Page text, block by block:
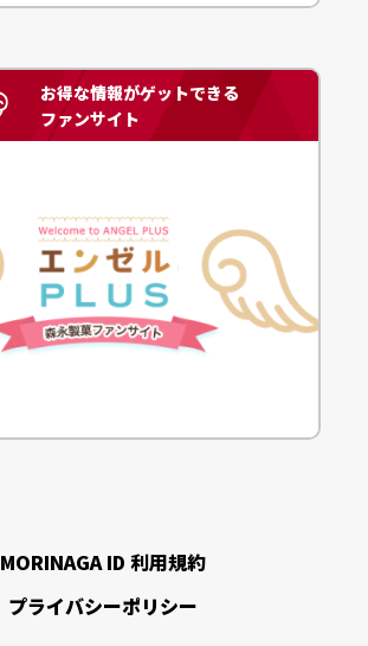
お得な情報がゲットできる
ファンサイト
MORINAGA ID 利用規約
プライバシーポリシー